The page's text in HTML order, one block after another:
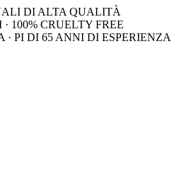
DI ALTA QUALITÀ
100% CRUELTY FREE
· PI DI 65 ANNI DI ESPERIENZA